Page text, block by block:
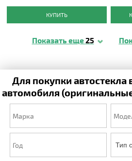
КУПИТЬ
Показать еще25
Для покупки автостекла
автомобиля